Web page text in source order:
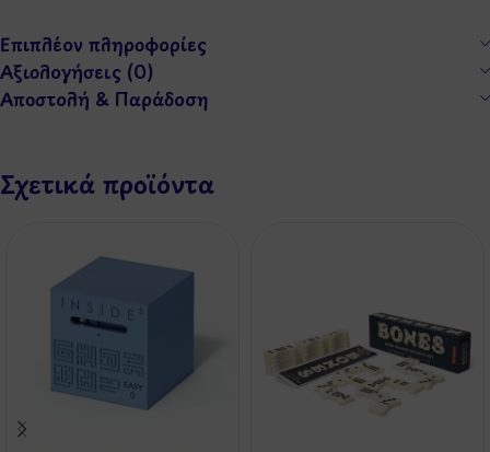
Επιπλέον πληροφορίες
Αξιολογήσεις (0)
Αποστολή & Παράδοση
Σχετικά προϊόντα